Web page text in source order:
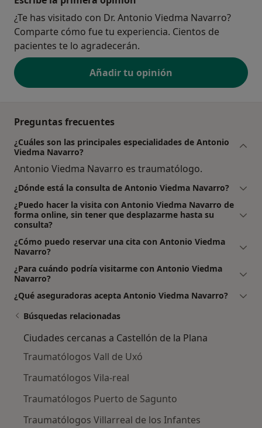
¿Te has visitado con Dr. Antonio Viedma Navarro?
Comparte cómo fue tu experiencia. Cientos de
pacientes te lo agradecerán.
Añadir tu opinión
Preguntas frecuentes
¿Cuáles son las principales especialidades de Antonio
Viedma Navarro?
Antonio Viedma Navarro es traumatólogo.
¿Dónde está la consulta de Antonio Viedma Navarro?
¿Puedo hacer la visita con Antonio Viedma Navarro de
forma online, sin tener que desplazarme hasta su
consulta?
¿Cómo puedo reservar una cita con Antonio Viedma
Navarro?
¿Para cuándo podría visitarme con Antonio Viedma
Navarro?
¿Qué aseguradoras acepta Antonio Viedma Navarro?
Búsquedas relacionadas
Ciudades cercanas a Castellón de la Plana
Traumatólogos Vall de Uxó
Traumatólogos Vila-real
Traumatólogos Puerto de Sagunto
Traumatólogos Villarreal de los Infantes